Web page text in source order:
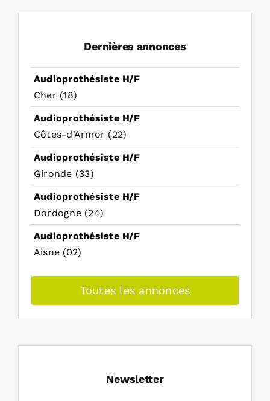
Dernières annonces
Audioprothésiste H/F
Cher (18)
Audioprothésiste H/F
Côtes-d'Armor (22)
Audioprothésiste H/F
Gironde (33)
Audioprothésiste H/F
Dordogne (24)
Audioprothésiste H/F
Aisne (02)
Toutes les annonces
Newsletter